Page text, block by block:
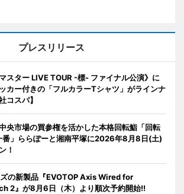
プレスリリース
スター LIVE TOUR -標- ファイナル公演》に
カー付きの「フルカラーTシャツ」がラインナ
コスパ】
央市場の買参権を活かした本格回転鮨「回転
番」ららぽーと湘南平塚に2026年8月8日(土)
！
の新製品『EVOTOP Axis Wired for
2』が8月6日（木）より順次予約開始!!